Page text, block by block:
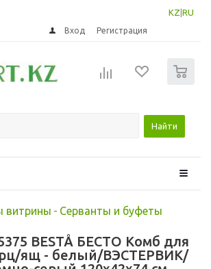
KZ RU
Вход Регистрация
Найти
витрины - Серванты и буфеты
BESTÅ БЕСТО Комб для
ящ - белый/ВЭСТЕРВИК/